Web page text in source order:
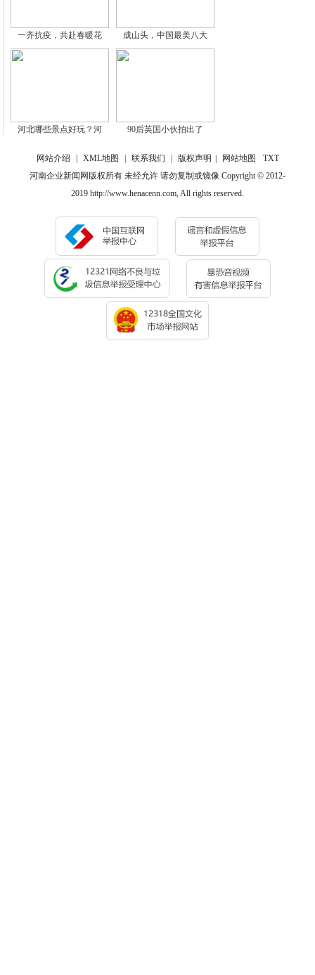
一齐抗疫，共赴春暖花 成山头，中国最美八大
河北哪些景点好玩？河 90后英国小伙拍出了
网站介绍 XML地图 联系我们 版权声明 网站地图
TXT
河南企业新闻网版权所有 未经允许 请勿复制或镜像 Copyright © 2012-
2019 http://www.henacenn.com, All rights reserved.